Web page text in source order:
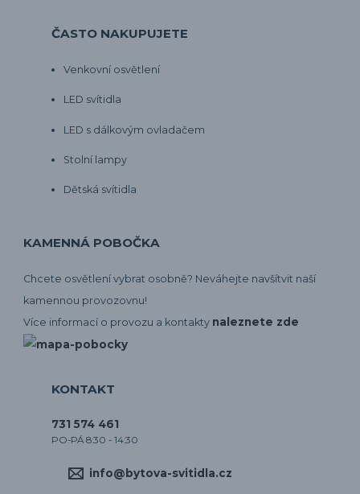
ČASTO NAKUPUJETE
Venkovní osvětlení
LED svítidla
LED s dálkovým ovladačem
Stolní lampy
Dětská svítidla
KAMENNÁ POBOČKA
Chcete osvětlení vybrat osobně? Neváhejte navšítvit naší
kamennou provozovnu!
Více informací o provozu a kontakty naleznete zde
KONTAKT
731 574 461
PO-PÁ 8:30 - 14:30
info@bytova-svitidla.cz